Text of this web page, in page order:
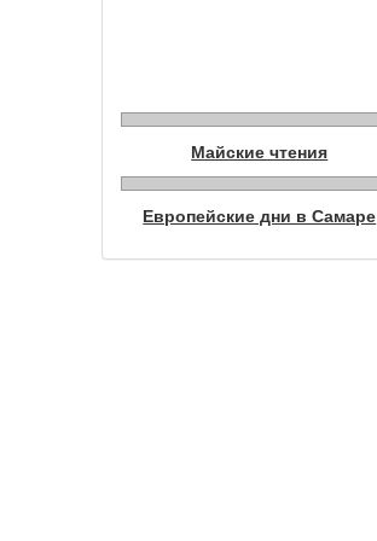
Майские чтения
Европейские дни в Самаре